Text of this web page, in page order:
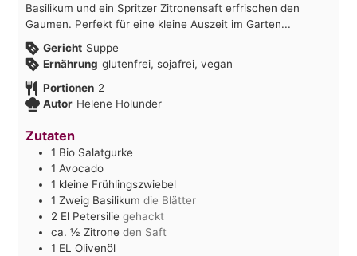
Basilikum und ein Spritzer Zitronensaft erfrischen den
Gaumen. Perfekt für eine kleine Auszeit im Garten...
Gericht Suppe
Ernährung glutenfrei, sojafrei, vegan
Portionen 2
Autor Helene Holunder
Zutaten
1 Bio Salatgurke
1 Avocado
1 kleine Frühlingszwiebel
1 Zweig Basilikum die Blätter
2 El Petersilie gehackt
ca. ½Zitrone den Saft
1 EL Olivenöl